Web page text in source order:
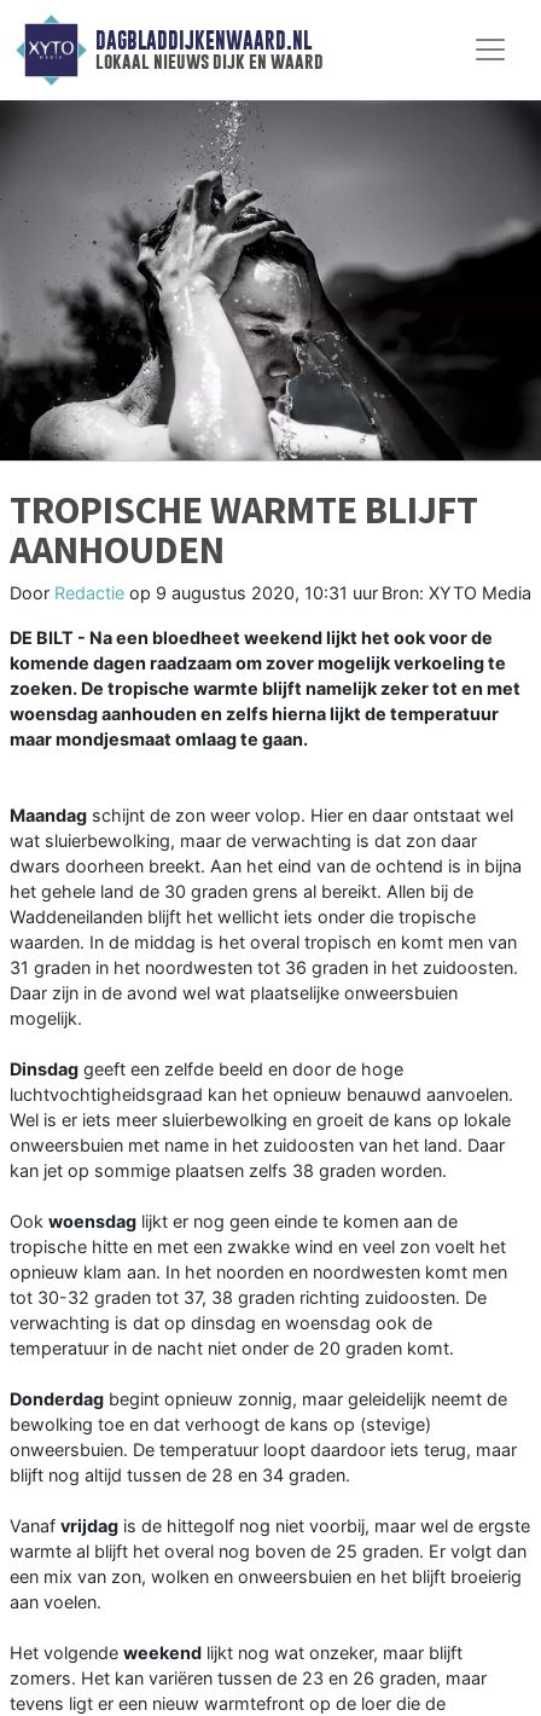
DAGBLADDIJKENWAARD.NL
lokaal nieuws dijk en waard
TROPISCHE WARMTE BLIJFT
AANHOUDEN
Door Redactie op 9 augustus 2020, 10:31 uur Bron: XYTO Media
DE BILT - Na een bloedheet weekend lijkt het ook voor de
komende dagen raadzaam om zover mogelijk verkoeling te
zoeken. De tropische warmte blijft namelijk zeker tot en met
woensdag aanhouden en zelfs hierna lijkt de temperatuur
maar mondjesmaat omlaag te gaan.
Maandag schijnt de zon weer volop. Hier en daar ontstaat wel
wat sluierbewolking, maar de verwachting is dat zon daar
dwars doorheen breekt. Aan het eind van de ochtend is in bijna
het gehele land de 30 graden grens al bereikt. Allen bij de
Waddeneilanden blijft het wellicht iets onder die tropische
waarden. In de middag is het overal tropisch en komt men van
31 graden in het noordwesten tot 36 graden in het zuidoosten.
Daar zijn in de avond wel wat plaatselijke onweersbuien
mogelijk.
Dinsdag geeft een zelfde beeld en door de hoge
luchtvochtigheidsgraad kan het opnieuw benauwd aanvoelen.
Wel is er iets meer sluierbewolking en groeit de kans op lokale
onweersbuien met name in het zuidoosten van het land. Daar
kan jet op sommige plaatsen zelfs 38 graden worden.
Ook woensdag lijkt er nog geen einde te komen aan de
tropische hitte en met een zwakke wind en veel zon voelt het
opnieuw klam aan. In het noorden en noordwesten komt men
tot 30-32 graden tot 37, 38 graden richting zuidoosten. De
verwachting is dat op dinsdag en woensdag ook de
temperatuur in de nacht niet onder de 20 graden komt.
Donderdag begint opnieuw zonnig, maar geleidelijk neemt de
bewolking toe en dat verhoogt de kans op (stevige)
onweersbuien. De temperatuur loopt daardoor iets terug, maar
blijft nog altijd tussen de 28 en 34 graden.
Vanaf vrijdag is de hittegolf nog niet voorbij, maar wel de ergste
warmte al blijft het overal nog boven de 25 graden. Er volgt dan
een mix van zon, wolken en onweersbuien en het blijft broeierig
aan voelen.
Het volgende weekend lijkt nog wat onzeker, maar blijft
zomers. Het kan variëren tussen de 23 en 26 graden, maar
tevens ligt er een nieuw warmtefront op de loer die de